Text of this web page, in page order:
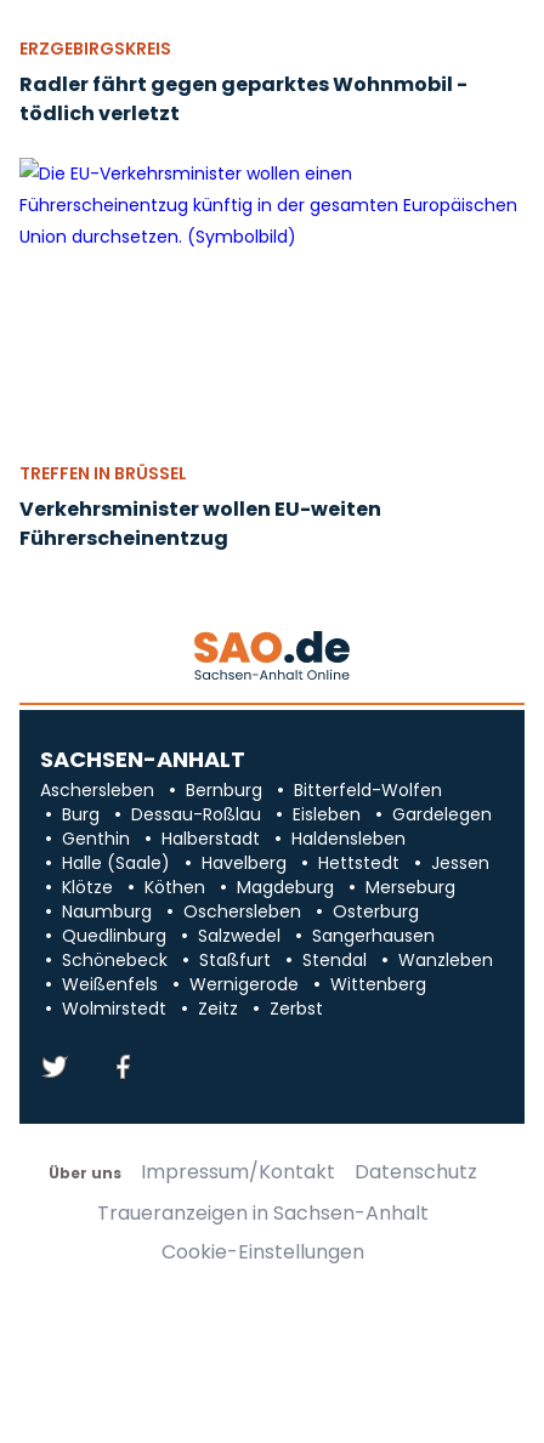
ERZGEBIRGSKREIS
Radler fährt gegen geparktes Wohnmobil -
tödlich verletzt
TREFFEN IN BRÜSSEL
Verkehrsminister wollen EU-weiten
Führerscheinentzug
SACHSEN-ANHALT
Aschersleben Bernburg
Bitterfeld-Wolfen
Burg
Dessau-Roßlau Eisleben
Gardelegen
Genthin
Halberstadt
Haldensleben
Halle (Saale)
Havelberg Hettstedt
Jessen
Klötze
Köthen Magdeburg
Merseburg
Naumburg
Oschersleben
Osterburg
Quedlinburg
Salzwedel
Sangerhausen
Schönebeck
Staßfurt Stendal
Wanzleben
Weißenfels
Wernigerode
Wittenberg
Wolmirstedt
Zeitz Zerbst
Über uns Impressum/Kontakt
Datenschutz
Traueranzeigen in Sachsen-Anhalt
Cookie-Einstellungen